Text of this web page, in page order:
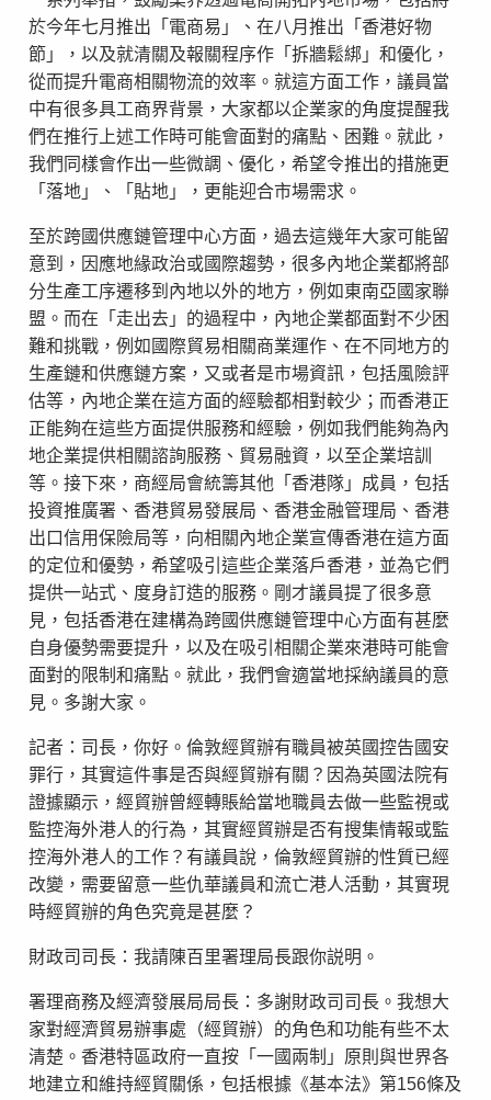
於今年七月推出「電商易」、在八月推出「香港好物
節」，以及就清關及報關程序作「拆牆鬆綁」和優化，
從而提升電商相關物流的效率。就這方面工作，議員當
中有很多具工商界背景，大家都以企業家的角度提醒我
們在推行上述工作時可能會面對的痛點、困難。就此，
我們同樣會作出一些微調、優化，希望令推出的措施更
「落地」、「貼地」，更能迎合市場需求。
至於跨國供應鏈管理中心方面，過去這幾年大家可能留
意到，因應地緣政治或國際趨勢，很多內地企業都將部
分生產工序遷移到內地以外的地方，例如東南亞國家聯
盟。而在「走出去」的過程中，內地企業都面對不少困
難和挑戰，例如國際貿易相關商業運作、在不同地方的
生產鏈和供應鏈方案，又或者是市場資訊，包括風險評
估等，內地企業在這方面的經驗都相對較少；而香港正
正能夠在這些方面提供服務和經驗，例如我們能夠為內
地企業提供相關諮詢服務、貿易融資，以至企業培訓
等。接下來，商經局會統籌其他「香港隊」成員，包括
投資推廣署、香港貿易發展局、香港金融管理局、香港
出口信用保險局等，向相關內地企業宣傳香港在這方面
的定位和優勢，希望吸引這些企業落戶香港，並為它們
提供一站式、度身訂造的服務。剛才議員提了很多意
見，包括香港在建構為跨國供應鏈管理中心方面有甚麼
自身優勢需要提升，以及在吸引相關企業來港時可能會
面對的限制和痛點。就此，我們會適當地採納議員的意
見。多謝大家。
記者：司長，你好。倫敦經貿辦有職員被英國控告國安
罪行，其實這件事是否與經貿辦有關？因為英國法院有
證據顯示，經貿辦曾經轉賬給當地職員去做一些監視或
監控海外港人的行為，其實經貿辦是否有搜集情報或監
控海外港人的工作？有議員說，倫敦經貿辦的性質已經
改變，需要留意一些仇華議員和流亡港人活動，其實現
時經貿辦的角色究竟是甚麼？
財政司司長：我請陳百里署理局長跟你説明。
署理商務及經濟發展局局長：多謝財政司司長。我想大
家對經濟貿易辦事處（經貿辦）的角色和功能有些不太
清楚。香港特區政府一直按「一國兩制」原則與世界各
地建立和維持經貿關係，包括根據《基本法》第156條及